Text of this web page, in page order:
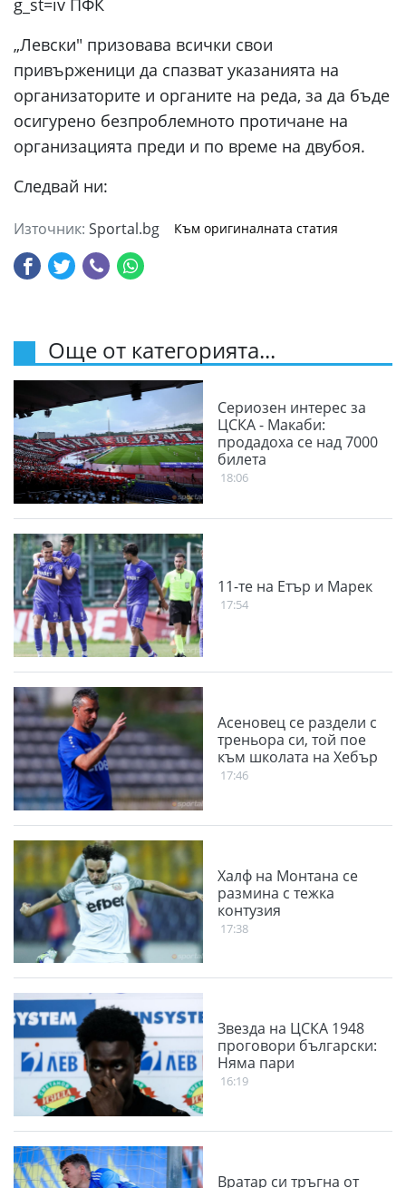
g_st=iv ПФК
„Левски" призовава всички свои
привърженици да спазват указанията на
организаторите и органите на реда, за да бъде
осигурено безпроблемното протичане на
организацията преди и по време на двубоя.
Следвай ни:
Източник: Sportal.bg Към оригиналната статия
Още от категорията...
Сериозен интерес за
ЦСКА - Макаби:
продадоха се над 7000
билета
18:06
11-те на Етър и Марек
17:54
Асеновец се раздели с
треньора си, той пое
към школата на Хебър
17:46
Халф на Монтана се
размина с тежка
контузия
17:38
Звезда на ЦСКА 1948
проговори български:
Няма пари
16:19
Вратар си тръгна от